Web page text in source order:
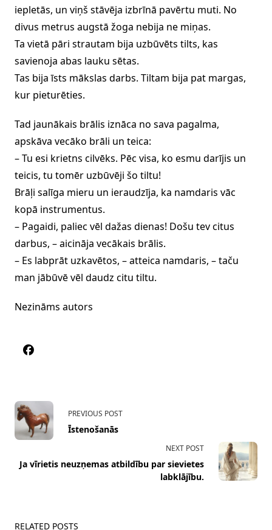
iepletās, un viņš stāvēja izbrīnā pavērtu muti. No
divus metrus augstā žoga nebija ne miņas.
Ta vietā pāri strautam bija uzbūvēts tilts, kas
savienoja abas lauku sētas.
Tas bija īsts mākslas darbs. Tiltam bija pat margas,
kur pieturēties.
Tad jaunākais brālis iznāca no sava pagalma,
apskāva vecāko brāli un teica:
– Tu esi krietns cilvēks. Pēc visa, ko esmu darījis un
teicis, tu tomēr uzbūvēji šo tiltu!
Brāļi salīga mieru un ieraudzīja, ka namdaris vāc
kopā instrumentus.
– Pagaidi, paliec vēl dažas dienas! Došu tev citus
darbus, – aicināja vecākais brālis.
– Es labprāt uzkavētos, – atteica namdaris, – taču
man jābūvē vēl daudz citu tiltu.
Nezināms autors
<span
class="nav-
subtitle
reader-
PREVIOUS POST
Īstenošanās
NEXT POST
Ja vīrietis neuzņemas atbildību par sievietes
labklājību.
RELATED POSTS